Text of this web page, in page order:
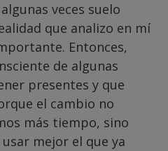
veces suelo
que analizo en mí
Entonces,
de algunas
presentes y que
el cambio no
más tiempo, sino
mejor el que ya